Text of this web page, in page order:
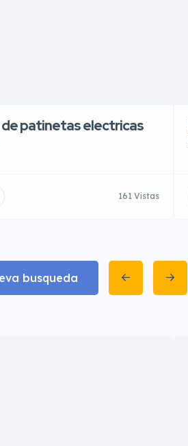
patinetas electricas
161 Vistas
busqueda